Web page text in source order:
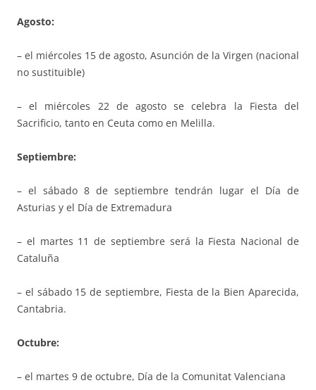
Agosto:
– el miércoles 15 de agosto, Asunción de la Virgen (nacional
no sustituible)
– el miércoles 22 de agosto se celebra la Fiesta del
Sacrificio, tanto en Ceuta como en Melilla.
Septiembre:
– el sábado 8 de septiembre tendrán lugar el Día de
Asturias y el Día de Extremadura
– el martes 11 de septiembre será la Fiesta Nacional de
Cataluña
– el sábado 15 de septiembre, Fiesta de la Bien Aparecida,
Cantabria.
Octubre:
– el martes 9 de octubre, Día de la Comunitat Valenciana